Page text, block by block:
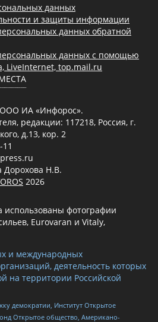
данных
и защиты информации
данных обратной
данных с помощью
LiveInternet, top.mail.ru
ООО ИА «Инфорос».
редакции: 117218, Россия, г.
д.13, кор. 2
Дорохова Н.В.
2026
использованы фотографии
Eurovaran и Vitaly,
и международных
деятельность которых
на территории Российской
демократии, Институт Открытое
Открытое общество, Американо-